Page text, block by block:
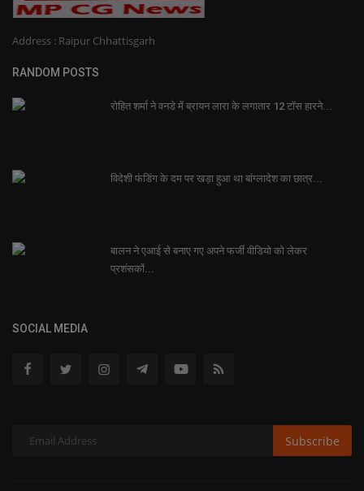
Address : Raipur Chhattisgarh
RANDOM POSTS
रोहित शर्मा ने वनडे में ब्रायन लारा के लगातार 12 टॉस हारने...
विदेशी फंडिंग के दम पर खड़ा हुआ था बांग्लादेश का छात्र...
बालन ने एआई से बनाए गए अपने फर्जी वीडियो को लेकर
प्रशंसकों...
SOCIAL MEDIA
Subscribe